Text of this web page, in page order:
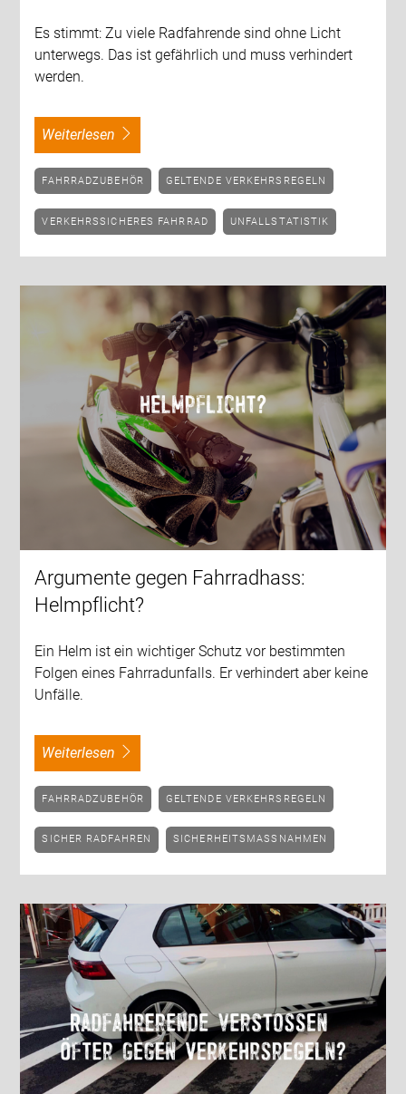
Es stimmt: Zu viele Radfahrende sind ohne Licht
unterwegs. Das ist gefährlich und muss verhindert
werden.
weiterlesen
FAHRRADZUBEHÖR GELTENDE VERKEHRSREGELN
VERKEHRSSICHERES FAHRRAD UNFALLSTATISTIK
Argumente gegen Fahrradhass:
Helmpflicht?
Ein Helm ist ein wichtiger Schutz vor bestimmten
Folgen eines Fahrradunfalls. Er verhindert aber keine
Unfälle.
weiterlesen
FAHRRADZUBEHÖR GELTENDE VERKEHRSREGELN
SICHER RADFAHREN SICHERHEITSMASSNAHMEN